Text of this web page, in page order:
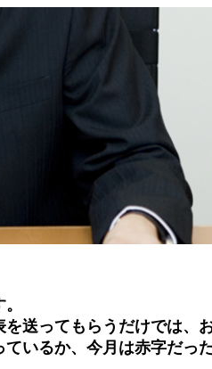
送ってもらうだけでは、
いるか、今月は赤字だっ